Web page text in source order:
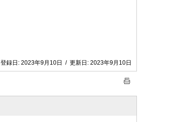
登録日: 2023年9月10日 / 更新日: 2023年9月10日